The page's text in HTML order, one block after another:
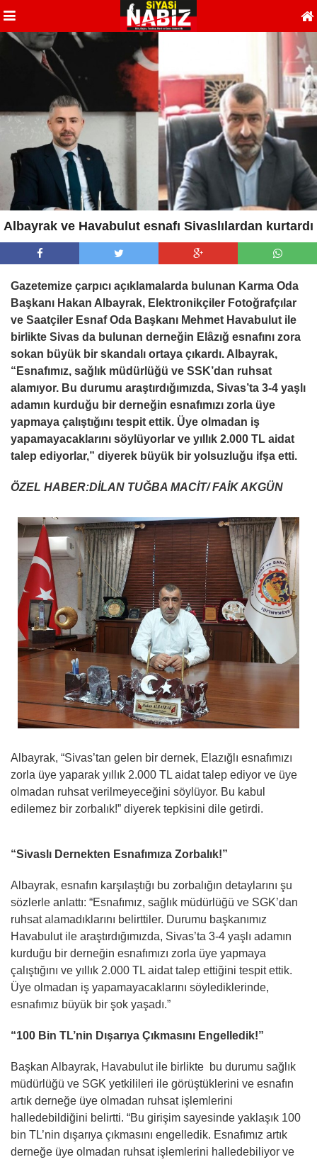
Albayrak ve Havabulut esnafı Sivaslılardan kurtardı
Gazetemize çarpıcı açıklamalarda bulunan Karma Oda
Başkanı Hakan Albayrak, Elektronikçiler Fotoğrafçılar
ve Saatçiler Esnaf Oda Başkanı Mehmet Havabulut ile
birlikte Sivas da bulunan derneğin Elâzığ esnafını zora
sokan büyük bir skandalı ortaya çıkardı. Albayrak,
“Esnafımız, sağlık müdürlüğü ve SSK’dan ruhsat
alamıyor. Bu durumu araştırdığımızda, Sivas’ta 3-4 yaşlı
adamın kurduğu bir derneğin esnafımızı zorla üye
yapmaya çalıştığını tespit ettik. Üye olmadan iş
yapamayacaklarını söylüyorlar ve yıllık 2.000 TL aidat
talep ediyorlar,” diyerek büyük bir yolsuzluğu ifşa etti.
ÖZEL HABER:DİLAN TUĞBA MACİT/ FAİK AKGÜN
Albayrak, “Sivas’tan gelen bir dernek, Elazığlı esnafımızı
zorla üye yaparak yıllık 2.000 TL aidat talep ediyor ve üye
olmadan ruhsat verilmeyeceğini söylüyor. Bu kabul
edilemez bir zorbalık!” diyerek tepkisini dile getirdi.
“Sivaslı Dernekten Esnafımıza Zorbalık!”
Albayrak, esnafın karşılaştığı bu zorbalığın detaylarını şu
sözlerle anlattı: “Esnafımız, sağlık müdürlüğü ve SGK’dan
ruhsat alamadıklarını belirttiler. Durumu başkanımız
Havabulut ile araştırdığımızda, Sivas’ta 3-4 yaşlı adamın
kurduğu bir derneğin esnafımızı zorla üye yapmaya
çalıştığını ve yıllık 2.000 TL aidat talep ettiğini tespit ettik.
Üye olmadan iş yapamayacaklarını söylediklerinde,
esnafımız büyük bir şok yaşadı.”
“100 Bin TL’nin Dışarıya Çıkmasını Engelledik!”
Başkan Albayrak, Havabulut ile birlikte bu durumu sağlık
müdürlüğü ve SGK yetkilileri ile görüştüklerini ve esnafın
artık derneğe üye olmadan ruhsat işlemlerini
halledebildiğini belirtti. “Bu girişim sayesinde yaklaşık 100
bin TL’nin dışarıya çıkmasını engelledik. Esnafımız artık
derneğe üye olmadan ruhsat işlemlerini halledebiliyor ve